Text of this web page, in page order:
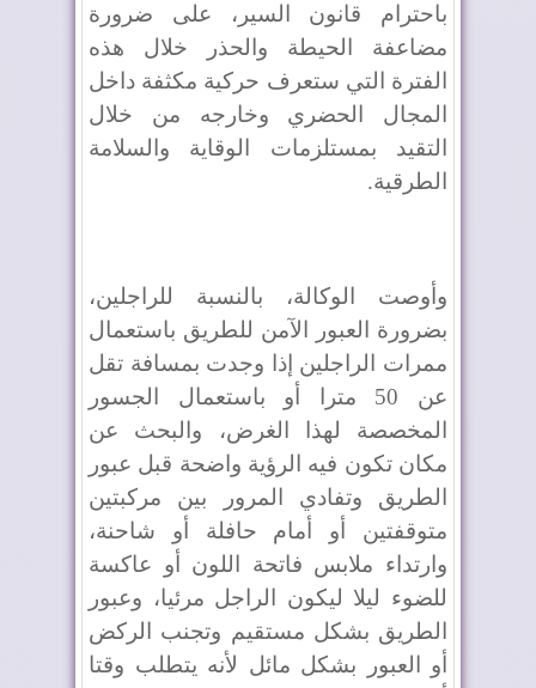
باحترام قانون السير، على ضرورة
مضاعفة الحيطة والحذر خلال هذه
الفترة التي ستعرف حركية مكثفة داخل
المجال الحضري وخارجه من خلال
التقيد بمستلزمات الوقاية والسلامة
الطرقية.
وأوصت الوكالة، بالنسبة للراجلين،
بضرورة العبور الآمن للطريق باستعمال
ممرات الراجلين إذا وجدت بمسافة تقل
عن 50 مترا أو باستعمال الجسور
المخصصة لهذا الغرض، والبحث عن
مكان تكون فيه الرؤية واضحة قبل عبور
الطريق وتفادي المرور بين مركبتين
متوقفتين أو أمام حافلة أو شاحنة،
وارتداء ملابس فاتحة اللون أو عاكسة
للضوء ليلا ليكون الراجل مرئيا، وعبور
الطريق بشكل مستقيم وتجنب الركض
أو العبور بشكل مائل لأنه يتطلب وقتا